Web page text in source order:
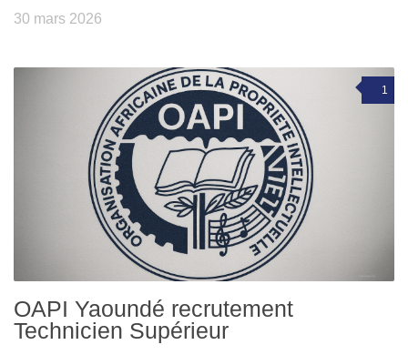
30 mars 2026
1
OAPI Yaoundé recrutement
Technicien Supérieur